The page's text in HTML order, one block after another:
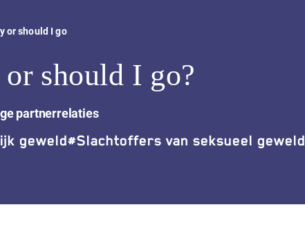
or should I go
should I go?
partnerrelaties
geweld#Slachtoffers van seksueel geweld